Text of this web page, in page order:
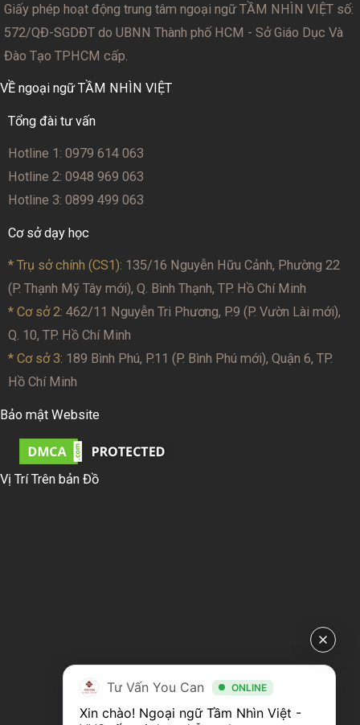
Giấy phép hoạt động trung tâm ngoại ngữ TẦM NHÌN VIỆT số:
572/QĐ-SGDĐT do UBNN Thành phố HCM - Sở Giáo Dục Và
Đào Tạo TPHCM cấp.
VỀ ngoại ngữ TẦM NHÌN VIỆT
Tổng đài tư vấn
Hotline 1: 0979 614 063
Hotline 2: 0948 969 063
Hotline 3: 0899 499 063
Cơ sở dạy học
* Trụ sở chính (CS1): 135/16 Nguyễn Hữu Cảnh, Phường 22
(P. Thạnh Mỹ Tây mới), Q. Bình Thạnh, TP. Hồ Chí Minh
* Cơ sở 2: 462/11 Nguyễn Tri Phương, P.9 (P. Vườn Lài mới),
Q. 10, TP. Hồ Chí Minh
* Cơ sở 3: 189 Bình Phú, P.11 (P. Bình Phú mới), Quận 6, TP.
Hồ Chí Minh
Bảo mật Website
Vị Trí Trên bản Đồ
Tư Vấn You Can ONLINE
Xin chào! Ngoại ngữ Tầm Nhìn Việt -